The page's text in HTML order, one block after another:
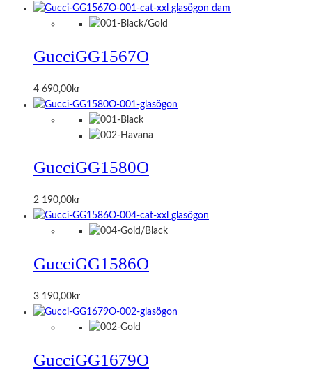
GucciGG1567O
4 690,00kr
GucciGG1580O
2 190,00kr
GucciGG1586O
3 190,00kr
GucciGG1679O